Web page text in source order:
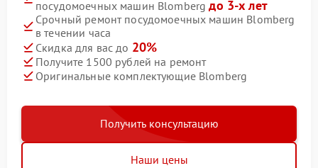
посудомоечных машин Blombergдо 3-х лет
Срочный ремонт посудомоечных машин Blomberg
в течении часа
Скидка для вас до 20%
Получите 1500 рублей на ремонт
Оригинальные комплектующие Blomberg
Получить консультацию
Наши цены